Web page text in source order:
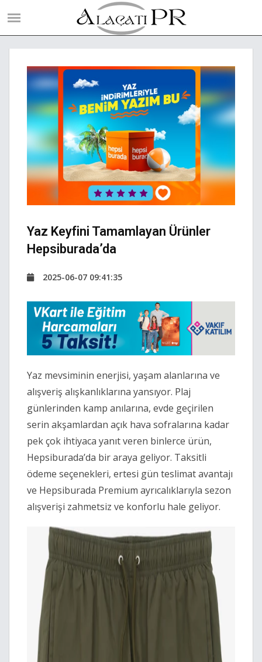
Yaz Keyfini Tamamlayan Ürünler
Hepsiburada’da
2025-06-07 09:41:35
Yaz mevsiminin enerjisi, yaşam alanlarına ve
alışveriş alışkanlıklarına yansıyor. Plaj
günlerinden kamp anılarına, evde geçirilen
serin akşamlardan açık hava sofralarına kadar
pek çok ihtiyaca yanıt veren binlerce ürün,
Hepsiburada’da bir araya geliyor. Taksitli
ödeme seçenekleri, ertesi gün teslimat avantajı
ve Hepsiburada Premium ayrıcalıklarıyla sezon
alışverişi zahmetsiz ve konforlu hale geliyor.